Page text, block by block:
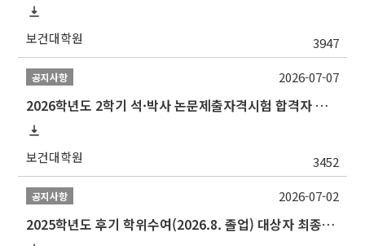
보건대학원 3947
공지사항
2026학년도 2학기 석·박사 논문제출자격시험 합격자 공고(TSQ Exam Result)
보건대학원 3452
2026-07-07
공지사항
2025학년도 후기 학위수여(2026.8. 졸업) 대상자 최종인준 논문 제출 안내
2026-07-02